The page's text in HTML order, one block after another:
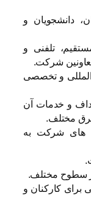
دانشجویان و
تلفنی و
شرکت.
المللی و تخصصی
و خدمات‌ آن‌
مختلف.
های شرکت به
سطوح مختلف.
برای کارکنان و